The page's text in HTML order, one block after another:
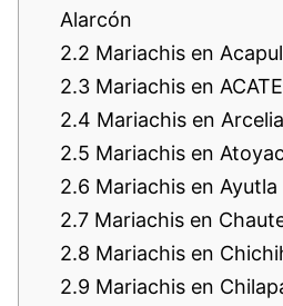
Alarcón
2.2 Mariachis en
2.3 Mariachis en
2.4 Mariachis en Arcelia
2.5 Mariachis en
2.6 Mariachis en
2.7 Mariachis en
2.8 Mariachis en
2.9 Mariachis en